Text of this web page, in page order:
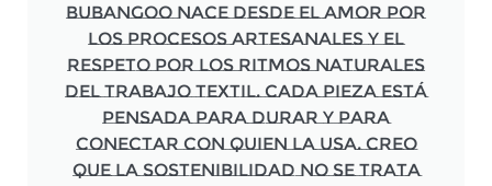
Bubangoo nace desde el amor por
los procesos artesanales y el
respeto por los ritmos naturales
del trabajo textil. Cada pieza está
pensada para durar y para
conectar con quien la usa. Creo
que la sostenibilidad no se trata